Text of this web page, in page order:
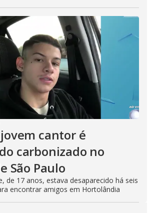
cantor é
carbonizado no
São Paulo
de 17 anos, estava desaparecido há seis
encontrar amigos em Hortolândia